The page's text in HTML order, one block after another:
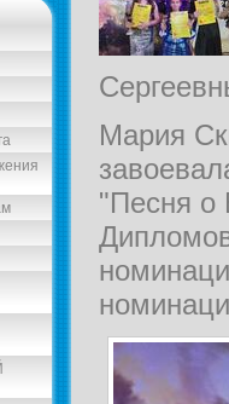
Мария
"Песня о